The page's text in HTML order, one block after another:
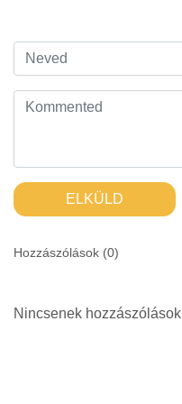
ELKÜLD
Hozzászólások (0)
Nincsenek hozzászólások